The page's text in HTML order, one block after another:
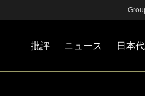
批評 ニュース 日本